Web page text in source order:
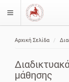
$langMenu
Αρχική Σελίδα
μάθησης